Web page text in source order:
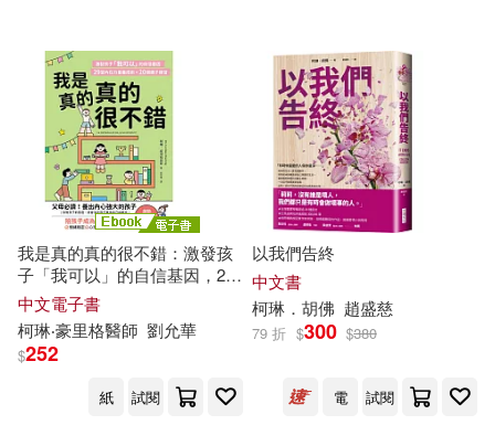
柯琳‧胡佛 Colleen Hoover(1)
柯琳‧蘇伊兒(1) 柯琳‧賽爾(1)
柯琳娜.席寇克(1)
柯琳娟 杜雅萍(1)
Warner Classics(1) 上智(1)
中信出版社(1)
中國書籍出版社(1)
中央民族大學出版社(1)
企業管理出版社(1) 位佳(1)
允晨文化(1) 奇幻基地(1)
免費電子書(5)
其他 (可複選)
現在可購買商品(41)
作者/演唱/譯/編/繪(66)
價格
我是真的真的很不錯：激發孩
子「我可以」的自信基因，29
堂內在力量養成術X 20個親子
練習 (電子書)
中文電子書
柯琳‧豪里格醫師 劉允華
$252
紙 試閱
以我們告終
中文書
柯琳 ．胡佛 趙盛慈
79 折 $300 $380
電 試閱